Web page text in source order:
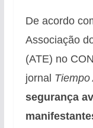
De acordo
Associação
(ATE) no
jornal Tiempo
segurança